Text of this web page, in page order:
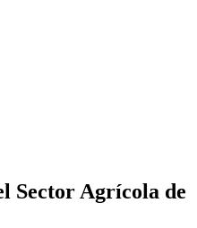
Sector Agrícola de